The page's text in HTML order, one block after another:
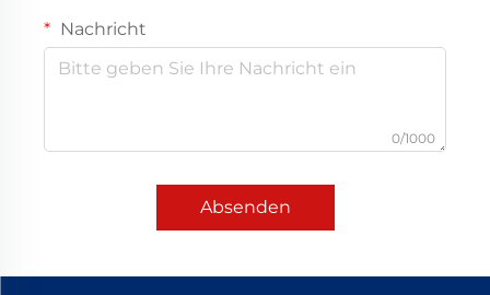
Nachricht
0/1000
Absenden